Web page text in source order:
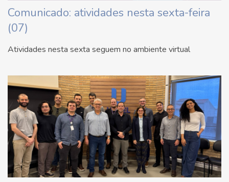
Comunicado: atividades nesta sexta-feira
(07)
Atividades nesta sexta seguem no ambiente virtual